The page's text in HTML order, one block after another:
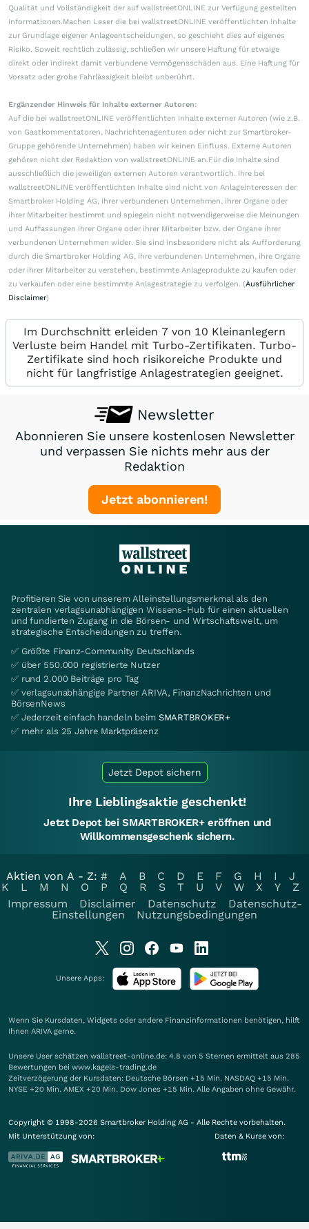
Qualität und Vollständigkeit der auf wallstreetONLINE zur Verfügung gestellten
Informationen.Machen Leser die bei wallstreetONLINE veröffentlichten Inhalte
zur Grundlage eigener Anlageentscheidungen, so geschieht dies auf eigenes
Risiko. Soweit rechtlich zulässig, schließen wir unsere Haftung für etwaige
direkt oder indirekt damit verbundene Vermögensschäden aus. Eine Haftung für
Vorsatz oder grobe Fahrlässigkeit bleibt unberührt.
Ergänzender Hinweis für Inhalte externer Autoren:
Auf die bei wallstreetONLINE veröffentlichten Inhalte externer Autoren (wie z.B.
von Gastkommentatoren, Nachrichtenagenturen oder nicht zur Smartbroker-
Gruppe gehörende Unternehmen) haben wir keinen Einfluss. Externe Autoren
gehören nicht der Redaktion von wallstreetONLINE an.Für die Inhalte sind
ausschließlich die jeweiligen externen Autoren verantwortlich. Ihre bei
wallstreetONLINE veröffentlichten Inhalte sind nicht von Anlageinteressen der
Smartbroker Holding AG, ihrer verbundenen Unternehmen, ihrer Organe oder
ihrer Mitarbeiter bestimmt und spiegeln nicht notwendigerweise die Meinungen
und Auffassungen ihrer Organe oder ihrer Mitarbeiter bzw. der Organe ihrer
verbundenen Unternehmen wider. Sie sind insbesondere nicht als Aufforderung
durch die Smartbroker Holding AG, ihre verbundenen Unternehmen, ihre Organe
oder ihrer Mitarbeiter zu verstehen, bestimmte Anlageprodukte zu kaufen oder
zu verkaufen oder eine bestimmte Anlagestrategie zu verfolgen. (Ausführlicher
Disclaimer)
Im Durchschnitt erleiden 7 von 10 Kleinanlegern
Verluste beim Handel mit Turbo-Zertifikaten. Turbo-
Zertifikate sind hoch risikoreiche Produkte und
nicht für langfristige Anlagestrategien geeignet.
Newsletter
Abonnieren Sie unsere kostenlosen Newsletter
und verpassen Sie nichts mehr aus der
Redaktion
Jetzt abonnieren!
Profitieren Sie von unserem Alleinstellungsmerkmal als den
zentralen verlagsunabhängigen Wissens-Hub für einen aktuellen
und fundierten Zugang in die Börsen- und Wirtschaftswelt, um
strategische Entscheidungen zu treffen.
✅ Größte Finanz-Community Deutschlands
✅ über 550.000 registrierte Nutzer
✅ rund 2.000 Beiträge pro Tag
✅ verlagsunabhängige Partner ARIVA, FinanzNachrichten und
BörsenNews
✅ Jederzeit einfach handeln beim SMARTBROKER+
✅ mehr als 25 Jahre Marktpräsenz
Jetzt Depot sichern
Ihre Lieblingsaktie geschenkt!
Jetzt Depot bei SMARTBROKER+ eröffnen und
Willkommensgeschenk sichern.
Aktien von A - Z: # A B C D E F G H I
J
K
L M N O P Q R S T U V W X Y
Z
Impressum
Disclaimer Datenschutz
Datenschutz-
Einstellungen
Nutzungsbedingungen
Unsere Apps:
Wenn Sie Kursdaten, Widgets oder andere Finanzinformationen benötigen, hilft
Ihnen ARIVA gerne.
Unsere User schätzen wallstreet-online.de: 4.8 von 5 Sternen ermittelt aus 285
Bewertungen bei www.kagels-trading.de
Zeitverzögerung der Kursdaten: Deutsche Börsen +15 Min. NASDAQ +15 Min.
NYSE +20 Min. AMEX +20 Min. Dow Jones +15 Min. Alle Angaben ohne Gewähr.
Copyright © 1998-2026 Smartbroker Holding AG - Alle Rechte vorbehalten.
Mit Unterstützung von:
Daten & Kurse von: